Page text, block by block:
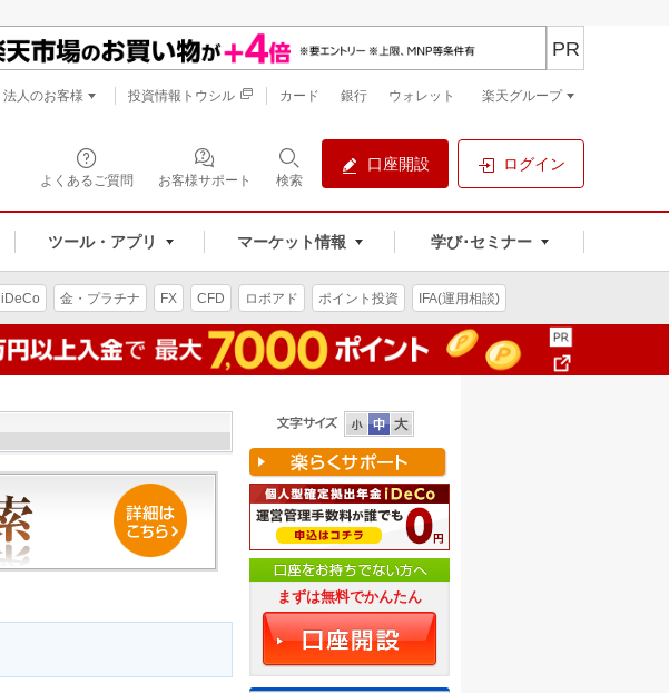
よくあるご質問 お客様サポート 検索
口座開設 ログイン
ツール・アプリ マーケット情報 学び･セミナー
PR
法人のお客様 投資情報トウシル カード 銀行 ウォレット 楽天グループ
iDeCo 金・プラチナ FX CFD ロボアド ポイント投資 IFA(運用相談)
まずは無料でかんたん